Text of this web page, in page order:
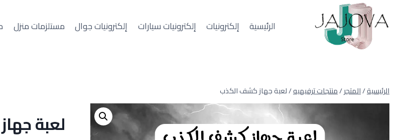
المحتوى
الرئيسية إلكترونيات إلكترونيات سيارات إلكترونيات جوال مستلزمات منزل
الرئيسية/المتجر/منتجات ترفيهيه/لعبة جهاز كشف الكذب
لعبة